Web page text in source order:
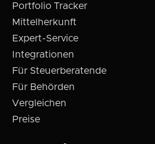
Portfolio Tracker
Mittelherkunft
Expert-Service
Integrationen
Für Steuerberatende
Für Behörden
Vergleichen
Preise